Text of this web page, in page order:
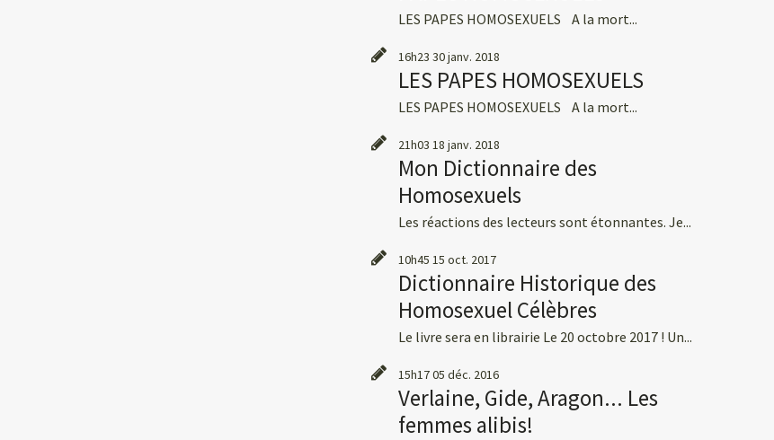
LES PAPES HOMOSEXUELS A la mort...
16h23 30janv. 2018
LES PAPES HOMOSEXUELS
LES PAPES HOMOSEXUELS A la mort...
21h03 18 janv. 2018
Mon Dictionnaire des
Homosexuels
Les réactions des lecteurs sont étonnantes. Je...
10h45 15 oct. 2017
Dictionnaire Historique des
Homosexuel Célèbres
Le livre sera en librairie Le 20 octobre 2017 ! Un...
15h1705 déc. 2016
Verlaine, Gide, Aragon... Les
femmes alibis!